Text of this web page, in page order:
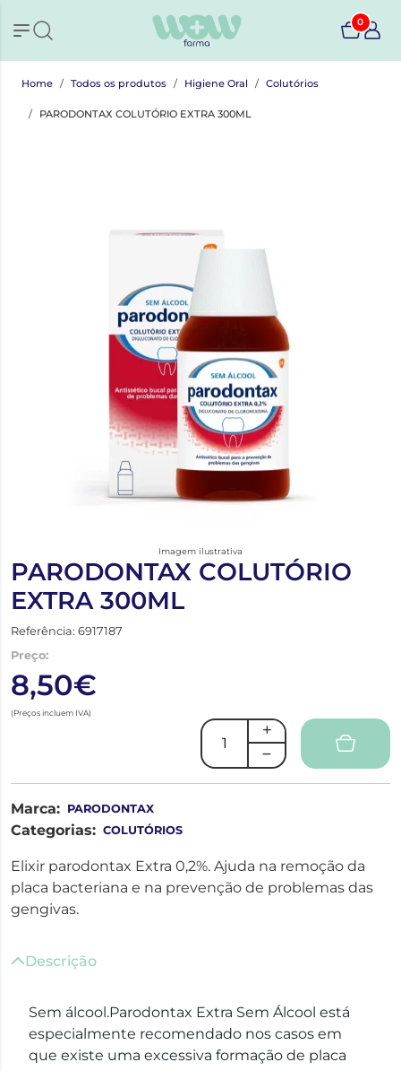
0
Home Todos os produtos Higiene Oral Colutórios
PARODONTAX COLUTÓRIO EXTRA 300ML
Imagem ilustrativa
PARODONTAX COLUTÓRIO
EXTRA 300ML
Referência: 6917187
Preço:
8,50€
(Preços incluem IVA)
Marca: PARODONTAX
Categorias: COLUTÓRIOS
Elixir parodontax Extra 0,2%. Ajuda na remoção da
placa bacteriana e na prevenção de problemas das
gengivas.
Descrição
Sem álcool.Parodontax Extra Sem Álcool está
especialmente recomendado nos casos em
que existe uma excessiva formação de placa